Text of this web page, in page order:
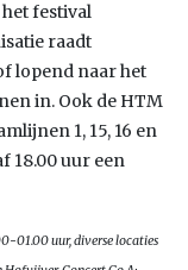
festival
raadt
lopend naar het
in. Ook de HTM
1, 15, 16 en
18.00 uur een
01.00 uur, diverse locaties